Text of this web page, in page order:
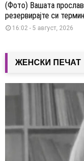
(Фото) Вашата
резервирајте си
16:02 - 5 август, 2026
ЖЕНСКИ ПЕЧАТ